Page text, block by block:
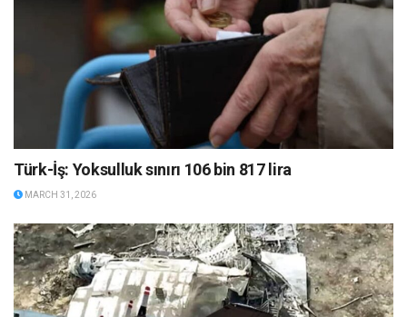
Türk-İş: Yoksulluk sınırı 106 bin 817 lira
MARCH 31, 2026